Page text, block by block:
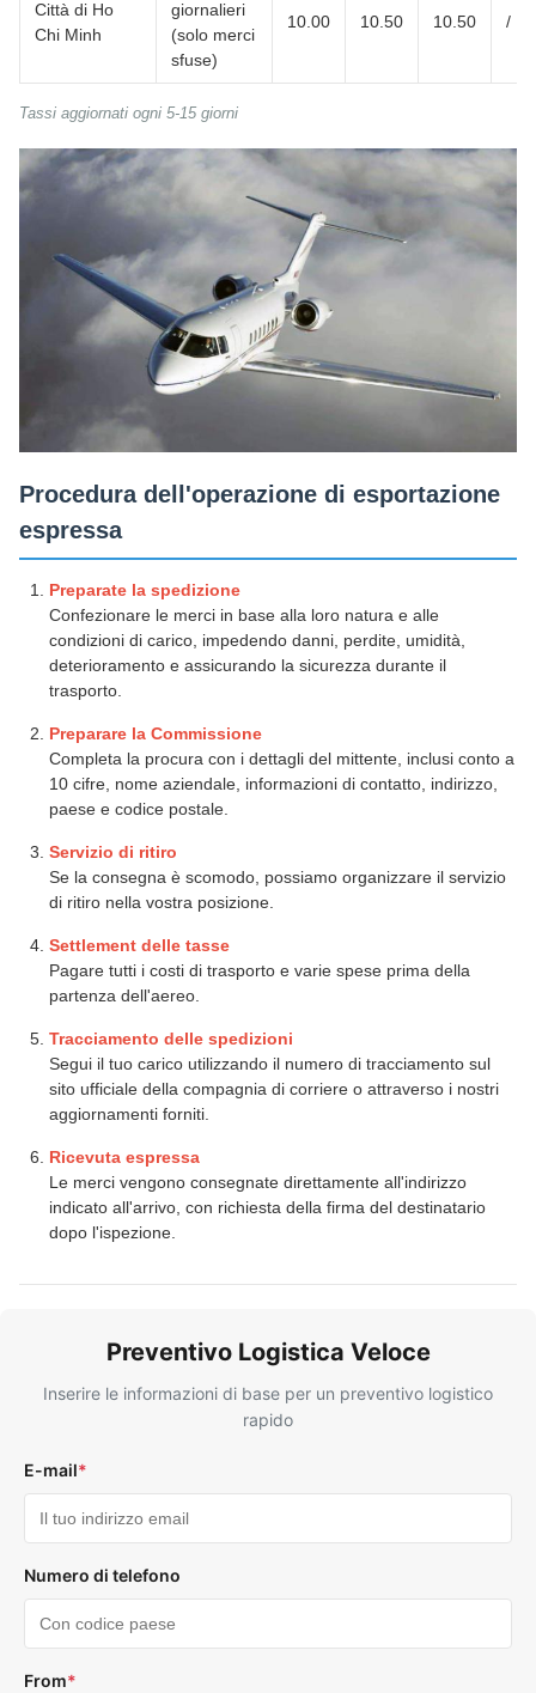
Città di Ho
Chi Minh
giornalieri
(solo merci
sfuse)
10.00 10.50 10.50 /
Tassi aggiornati ogni 5-15 giorni
Procedura dell'operazione di esportazione
espressa
Preparate la spedizione
Confezionare le merci in base alla loro natura e alle
condizioni di carico, impedendo danni, perdite, umidità,
deterioramento e assicurando la sicurezza durante il
trasporto.
Preparare la Commissione
Completa la procura con i dettagli del mittente, inclusi conto a
10 cifre, nome aziendale, informazioni di contatto, indirizzo,
paese e codice postale.
Servizio di ritiro
Se la consegna è scomodo, possiamo organizzare il servizio
di ritiro nella vostra posizione.
Settlement delle tasse
Pagare tutti i costi di trasporto e varie spese prima della
partenza dell'aereo.
Tracciamento delle spedizioni
Segui il tuo carico utilizzando il numero di tracciamento sul
sito ufficiale della compagnia di corriere o attraverso i nostri
aggiornamenti forniti.
Ricevuta espressa
Le merci vengono consegnate direttamente all'indirizzo
indicato all'arrivo, con richiesta della firma del destinatario
dopo l'ispezione.
Preventivo Logistica Veloce
Inserire le informazioni di base per un preventivo logistico
rapido
E-mail*
Numero di telefono
From*